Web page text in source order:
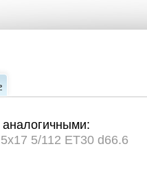
5/112 ET30 d66.6